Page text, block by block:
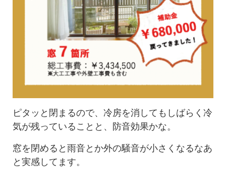
ピタッと閉まるので、冷房を消してもしばらく冷
気が残っていることと、防音効果かな。
窓を閉めると雨音とか外の騒音が小さくなるなあ
と実感してます。